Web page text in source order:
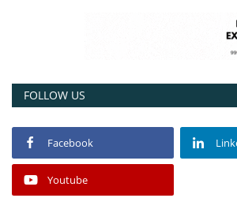
FOLLOW US
Facebook
Youtube